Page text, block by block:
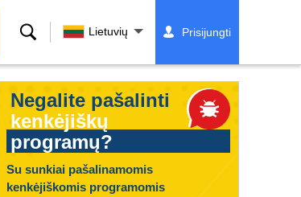
Paieška Lietuvių Prisijungti
Negalite pašalinti
kenkėjiškų
programų?
Su sunkiai pašalinamomis
kenkėjiškomis programomis